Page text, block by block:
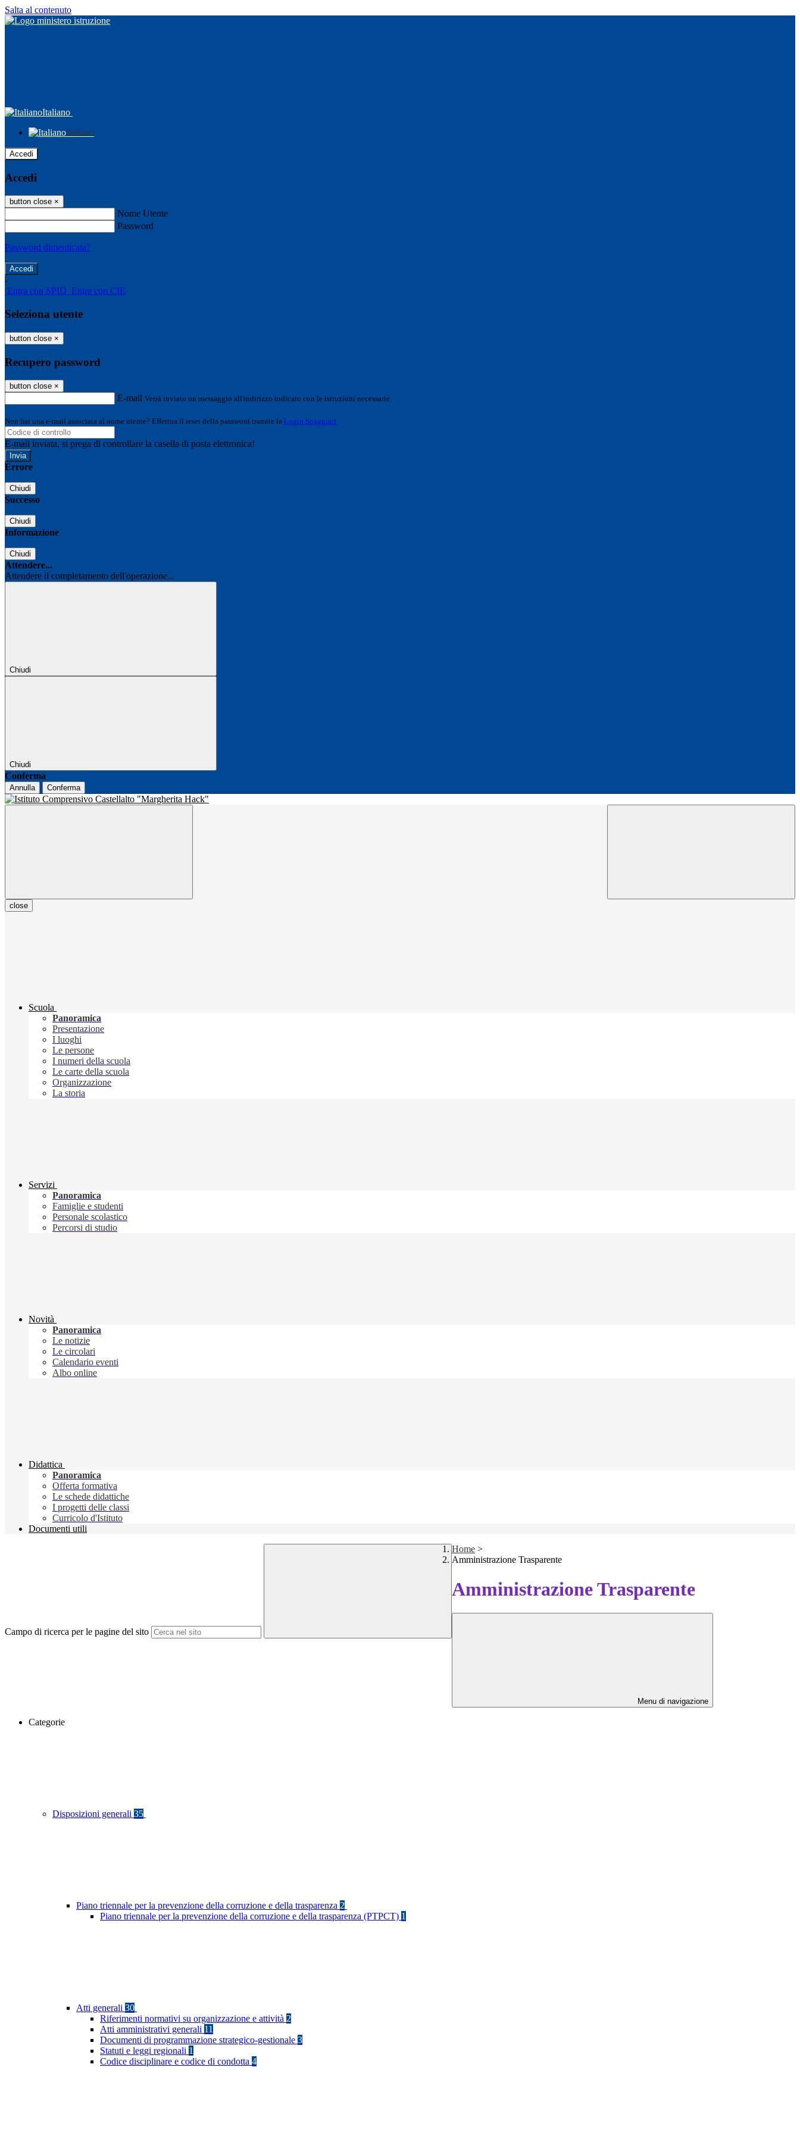
Salta al contenuto
Italiano
Italiano
Accedi
Accedi
button close ×
Nome Utente
Password
Password dimenticata?
-
Entra con SPID Entra con CIE
Seleziona utente
button close ×
Recupero password
button close ×
E-mail Verrà inviato un messaggio all'indirizzo indicato con le istruzioni necessarie.
Non hai una e-mail associata al nome utente? Effettua il reset della password tramite la Login Spaggiari
E-mail inviata, si prega di controllare la casella di posta elettronica!
Errore
Chiudi
Successo
Chiudi
Informazione
Chiudi
Attendere...
Attendere il completamento dell'operazione...
Chiudi
Chiudi
Conferma
Annulla Conferma
close
Scuola
Panoramica
Presentazione
I luoghi
Le persone
I numeri della scuola
Le carte della scuola
Organizzazione
La storia
Servizi
Panoramica
Famiglie e studenti
Personale scolastico
Percorsi di studio
Novità
Panoramica
Le notizie
Le circolari
Calendario eventi
Albo online
Didattica
Panoramica
Offerta formativa
Le schede didattiche
I progetti delle classi
Curricolo d'Istituto
Documenti utili
Campo di ricerca per le pagine del sito
Home >
Amministrazione Trasparente
Amministrazione Trasparente
Menu di navigazione
Categorie
Disposizioni generali 35
Piano triennale per la prevenzione della corruzione e della trasparenza 2
Piano triennale per la prevenzione della corruzione e della trasparenza (PTPCT) 1
Atti generali 30
Riferimenti normativi su organizzazione e attività 2
Atti amministrativi generali 11
Documenti di programmazione strategico-gestionale 3
Statuti e leggi regionali 1
Codice disciplinare e codice di condotta 4